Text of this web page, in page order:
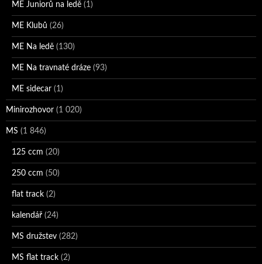
ME Juniorů na ledě (1)
ME Klubů (26)
ME Na ledě (130)
ME Na travnaté dráze (93)
ME sidecar (1)
Minirozhovor (1 020)
MS (1 846)
125 ccm (20)
250 ccm (50)
flat track (2)
kalendář (24)
MS družstev (282)
MS flat track (2)